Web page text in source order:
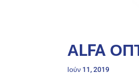
ΑLFA
Ιούν 11, 2019